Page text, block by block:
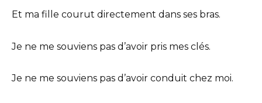
Et ma fille courut directement dans ses bras.
Je ne me souviens pas d’avoir pris mes clés.
Je ne me souviens pas d’avoir conduit chez moi.